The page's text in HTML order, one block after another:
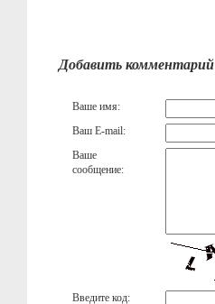
Добавить комментарий
Ваше имя:
Ваш E-mail:
Ваше
сообщение:
Введите код: